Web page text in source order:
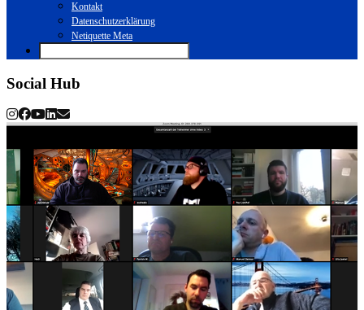
Kontakt
Datenschutzerklärung
Netiquette Meta
Social Hub